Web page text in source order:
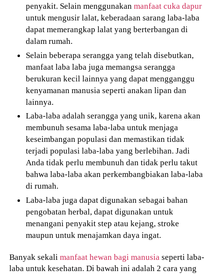
penyakit. Selain menggunakanmanfaat cuka dapur
untuk mengusir lalat, keberadaan sarang laba-laba
dapat memerangkap lalat yang berterbangan di
dalam rumah.
Selain beberapa serangga yang telah disebutkan,
manfaat laba laba juga memangsa serangga
berukuran kecil lainnya yang dapat mengganggu
kenyamanan manusia seperti anakan lipan dan
lainnya.
Laba-laba adalah serangga yang unik, karena akan
membunuh sesama laba-laba untuk menjaga
keseimbangan populasi dan memastikan tidak
terjadi populasi laba-laba yang berlebihan. Jadi
Anda tidak perlu membunuh dan tidak perlu takut
bahwa laba-laba akan perkembangbiakan laba-laba
di rumah.
Laba-laba juga dapat digunakan sebagai bahan
pengobatan herbal, dapat digunakan untuk
menangani penyakit step atau kejang, stroke
maupun untuk menajamkan daya ingat.
Banyak sekalimanfaat hewan bagi manusia seperti laba-
laba untuk kesehatan. Di bawah ini adalah 2 cara yang